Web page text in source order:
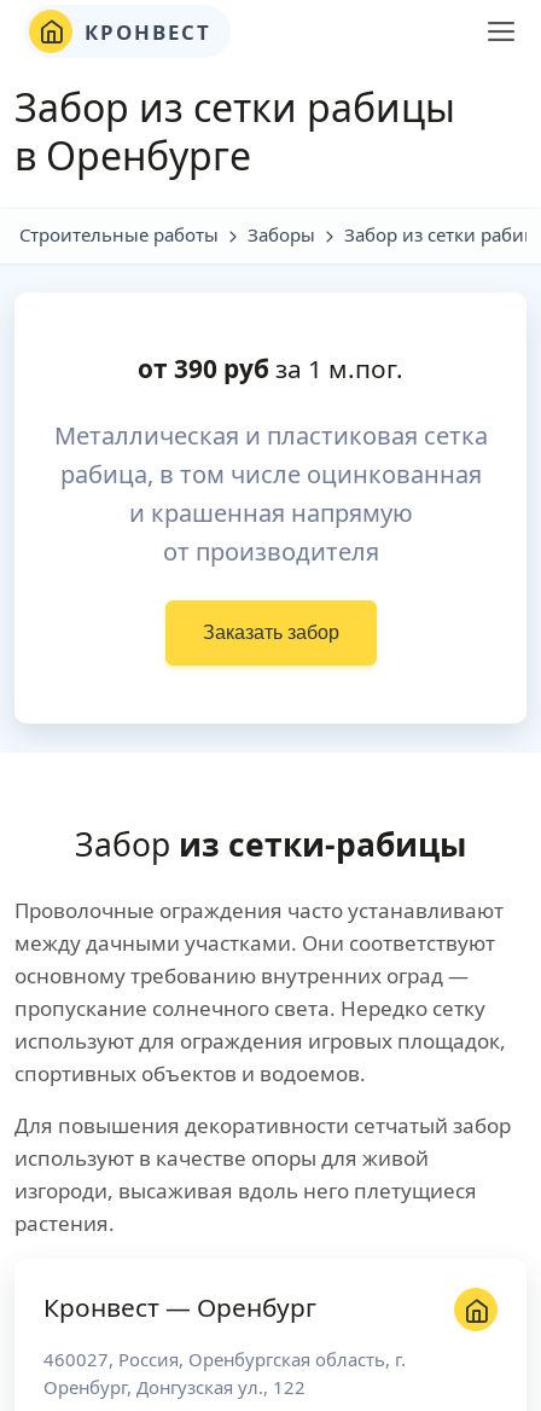
КРОНВЕСТ
Забор из сетки рабицы
в Оренбурге
Строительные работы Заборы Забор из сетки
от 390 руб за 1 м.пог.
Металлическая и пластиковая сетка
рабица, в том числе оцинкованная
и крашенная напрямую
от производителя
Заказать забор
Забор из сетки-рабицы
Проволочные ограждения часто устанавливают
между дачными участками. Они соответствуют
основному требованию внутренних оград —
пропускание солнечного света. Нередко сетку
используют для ограждения игровых площадок,
спортивных объектов и водоемов.
Для повышения декоративности сетчатый забор
используют в качестве опоры для живой
изгороди, высаживая вдоль него плетущиеся
растения.
Кронвест — Оренбург
460027, Россия, Оренбургская область, г.
Оренбург, Донгузская ул., 122